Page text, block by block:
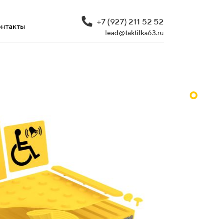
+7 (927) 211 52 52
lead@taktilka63.ru